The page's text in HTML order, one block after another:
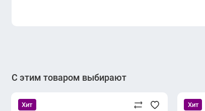
С этим товаром выбирают
Хит Хит